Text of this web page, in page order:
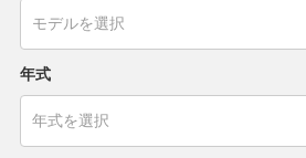
年式